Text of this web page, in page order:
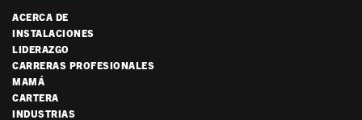
ACERCA DE
INSTALACIONES
LIDERAZGO
CARRERAS PROFESIONALES
MAMÁ
CARTERA
INDUSTRIAS